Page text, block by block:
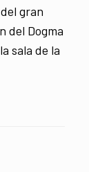
gran
del Dogma
sala de la